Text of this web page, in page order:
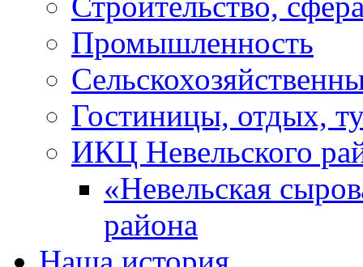
Промышленность
Гостиницы, отдых,
ИКЦ Невельского
«Невельская
района